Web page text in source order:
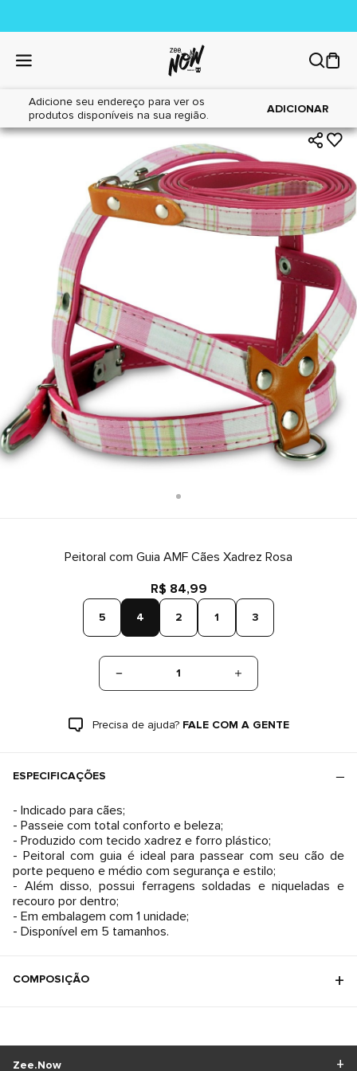
Adicione seu endereço para ver os
produtos disponíveis na sua região.
ADICIONAR
Home|Cães|Acessórios
Peitoral com Guia AMF Cães Xadrez Rosa
R$ 84,99
5 4 2 1 3
1
Precisa de ajuda? FALE COM A GENTE
ESPECIFICAÇÕES
- Indicado para cães;
- Passeie com total conforto e beleza;
- Produzido com tecido xadrez e forro plástico;
- Peitoral com guia é ideal para passear com seu cão de
porte pequeno e médio com segurança e estilo;
- Além disso, possui ferragens soldadas e niqueladas e
recouro por dentro;
- Em embalagem com 1 unidade;
- Disponível em 5 tamanhos.
COMPOSIÇÃO
Zee.Now